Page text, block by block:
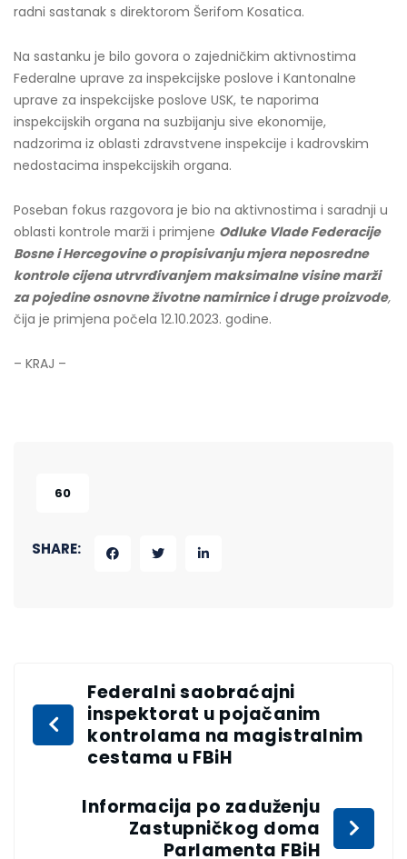
radni sastanak s direktorom Šerifom Kosatica.
Na sastanku je bilo govora o zajedničkim aktivnostima
Federalne uprave za inspekcijske poslove i Kantonalne
uprave za inspekcijske poslove USK, te naporima
inspekcijskih organa na suzbijanju sive ekonomije,
nadzorima iz oblasti zdravstvene inspekcije i kadrovskim
nedostacima inspekcijskih organa.
Poseban fokus razgovora je bio na aktivnostima i saradnji u
oblasti kontrole marži i primjene Odluke Vlade Federacije
Bosne i Hercegovine o propisivanju mjera neposredne
kontrole cijena utrvrđivanjem maksimalne visine marži
za pojedine osnovne životne namirnice i druge proizvode,
čija je primjena počela 12.10.2023. godine.
– KRAJ –
60
SHARE:
Federalni saobraćajni
inspektorat u pojačanim
kontrolama na magistralnim
cestama u FBiH
Informacija po zaduženju
Zastupničkog doma
Parlamenta FBiH